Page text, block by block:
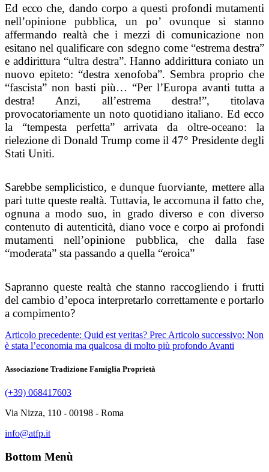
Ed ecco che, dando corpo a questi profondi mutamenti
nell’opinione pubblica, un po’ ovunque si stanno
affermando realtà che i mezzi di comunicazione non
esitano nel qualificare con sdegno come “estrema destra”
e addirittura “ultra destra”. Hanno addirittura coniato un
nuovo epiteto: “destra xenofoba”. Sembra proprio che
“fascista” non basti più… “Per l’Europa avanti tutta a
destra! Anzi, all’estrema destra!”, titolava
provocatoriamente un noto quotidiano italiano. Ed ecco
la “tempesta perfetta” arrivata da oltre-oceano: la
rielezione di Donald Trump come il 47° Presidente degli
Stati Uniti.
Sarebbe semplicistico, e dunque fuorviante, mettere alla
pari tutte queste realtà. Tuttavia, le accomuna il fatto che,
ognuna a modo suo, in grado diverso e con diverso
contenuto di autenticità, diano voce e corpo ai profondi
mutamenti nell’opinione pubblica, che dalla fase
“moderata” sta passando a quella “eroica”
Sapranno queste realtà che stanno raccogliendo i frutti
del cambio d’epoca interpretarlo correttamente e portarlo
a compimento?
Articolo precedente: Quid est veritas? Prec Articolo successivo: Non
è stata l’economia ma qualcosa di molto più profondo Avanti
Associazione Tradizione Famiglia Proprietà
(+39) 068417603
Via Nizza, 110 - 00198 - Roma
info@atfp.it
Bottom Menù